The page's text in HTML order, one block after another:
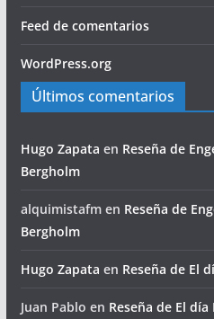
Feed de comentarios
WordPress.org
Últimos comentarios
Hugo Zapata en Reseña de
Bergholm
alquimistafmen Reseña de
Bergholm
Hugo Zapata en Reseña de El
Juan Pablo en Reseña de El